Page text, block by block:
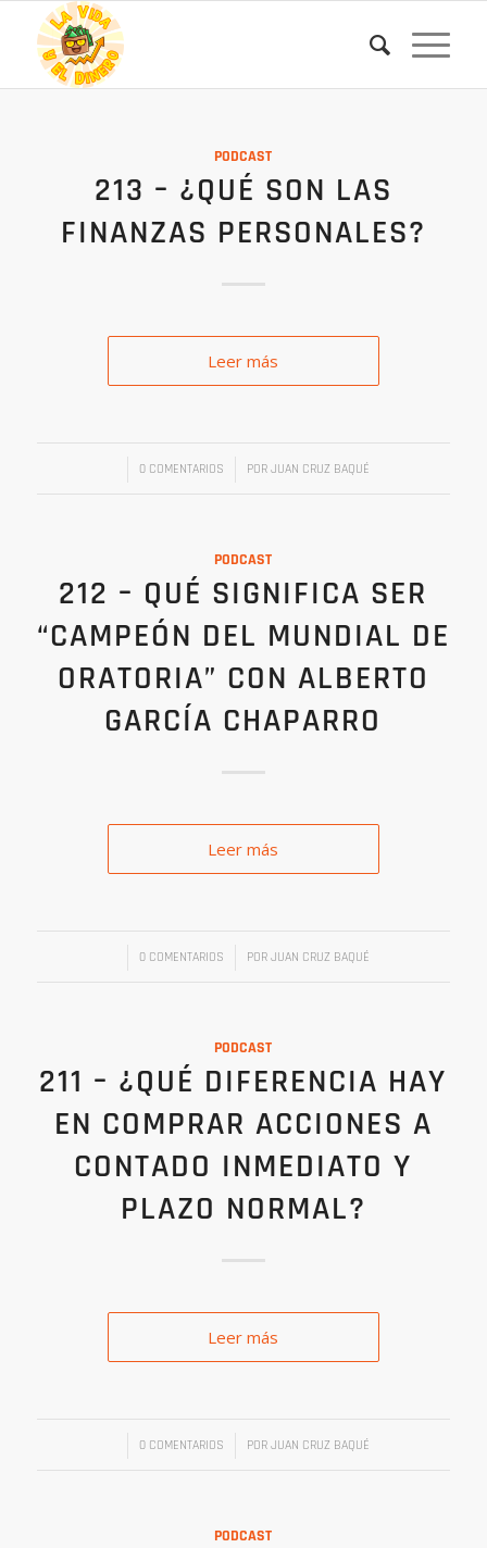
PODCAST
213 – ¿QUÉ SON LAS
FINANZAS PERSONALES?
Leer más
0 COMENTARIOS
/ PORJUAN CRUZ BAQUÉ
PODCAST
212 – QUÉ SIGNIFICA SER
“CAMPEÓN DEL MUNDIAL DE
ORATORIA” CON ALBERTO
GARCÍA CHAPARRO
Leer más
0 COMENTARIOS
/ PORJUAN CRUZ BAQUÉ
PODCAST
211 – ¿QUÉ DIFERENCIA HAY
EN COMPRAR ACCIONES A
CONTADO INMEDIATO Y
PLAZO NORMAL?
Leer más
0 COMENTARIOS
/ PORJUAN CRUZ BAQUÉ
PODCAST